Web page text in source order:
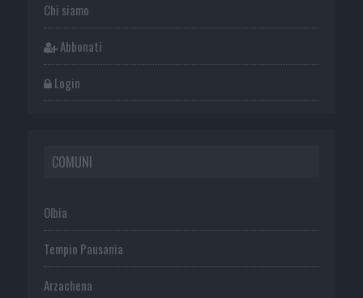
Chi siamo
Abbonati
Login
COMUNI
Olbia
Tempio Pausania
Arzachena